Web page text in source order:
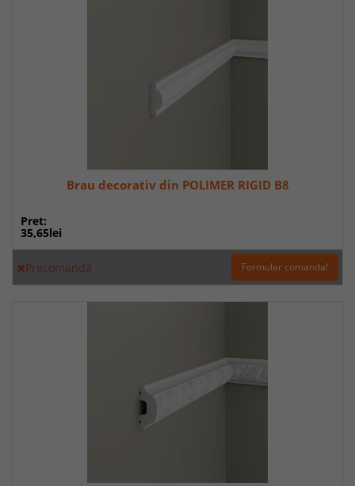
Brau decorativ din POLIMER RIGID B8
Pret:
35,65lei
Precomandă Formular comanda!